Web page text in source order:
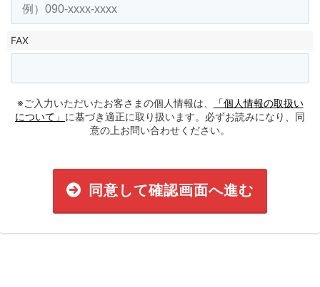
FAX
※ご入力いただいたお客さまの個人情報は、
「個人情報の取扱い
について」 に基づき適正に取り扱います。必ずお読みになり、同
意の上お問い合わせください。
同意して確認画面へ進む